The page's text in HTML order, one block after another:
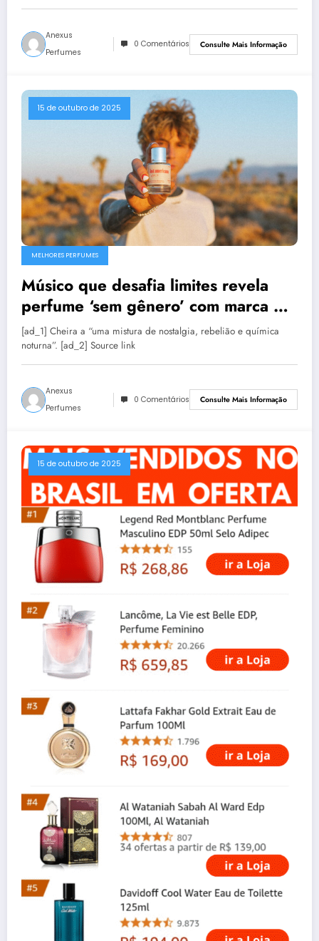
Anexus
Perfumes
0 Comentários Consulte Mais Informação
15 de outubro de 2025
MELHORES PERFUMES
Músico que desafia limites revela
perfume ‘sem gênero’ com marca de
perfume acessível
[ad_1] Cheira a “uma mistura de nostalgia, rebelião e química
noturna”. [ad_2] Source link
Anexus
Perfumes
0 Comentários Consulte Mais Informação
15 de outubro de 2025